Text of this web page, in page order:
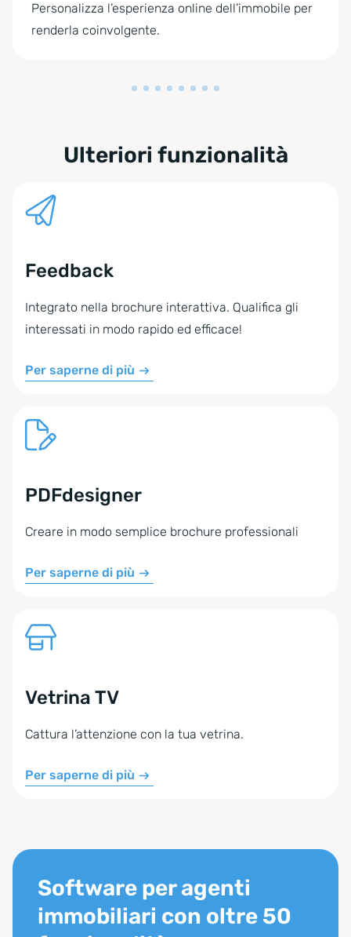
Personalizza l’esperienza online dell’immobile per
renderla coinvolgente.
Ulteriori funzionalità
Feedback
Integrato nella brochure interattiva. Qualifica gli
interessati in modo rapido ed efficace!
Per saperne di più
PDFdesigner
Creare in modo semplice brochure professionali
Per saperne di più
Vetrina TV
Cattura l’attenzione con la tua vetrina.
Per saperne di più
Software per agenti
immobiliari con oltre 50